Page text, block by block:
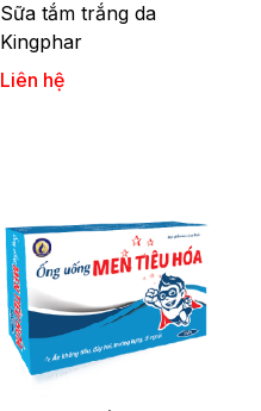
Sữa tắm trắng da
Kingphar
Liên hệ